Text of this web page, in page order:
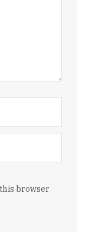
browser